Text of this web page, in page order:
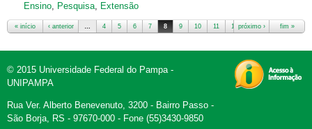
Ensino, Pesquisa, Extensão
« início ‹ anterior … 4 5 6 7 8 9 10 11 12 …
próximo › fim »
© 2015 Universidade Federal do Pampa -
UNIPAMPA
Rua Ver. Alberto Benevenuto, 3200 - Bairro Passo -
São Borja, RS - 97670-000 - Fone (55)3430-9850